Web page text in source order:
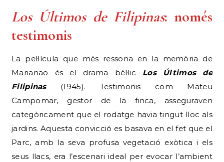
Los Últimos de Filipinas: només
testimonis
La pel·lícula que més ressona en la memòria de
Marianao és el drama bèl·lic Los Últimos de
Filipinas(1945). Testimonis com Mateu
Campomar, gestor de la finca, asseguraven
categòricament que el rodatge havia tingut lloc als
jardins. Aquesta convicció es basava en el fet que el
Parc, amb la seva profusa vegetació exòtica i els
seus llacs, era l’escenari ideal per evocar l’ambient